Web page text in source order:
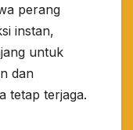
perang
instan,
untuk
dan
tetap terjaga.